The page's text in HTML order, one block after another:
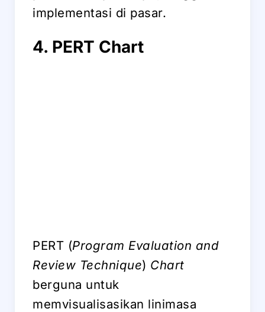
implementasi di pasar.
4. PERT Chart
PERT (Program Evaluation and
Review Technique) Chart
berguna untuk
memvisualisasikan linimasa